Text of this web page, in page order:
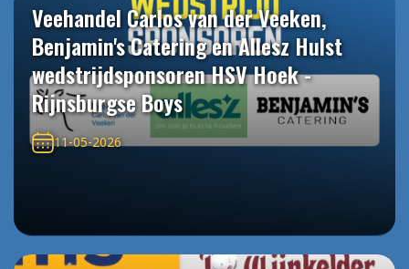
Veehandel Carlos van der Veeken,
Benjamin's Catering en Allesz Hulst
wedstrijdsponsoren HSV Hoek -
Rijnsburgse Boys
11-05-2026